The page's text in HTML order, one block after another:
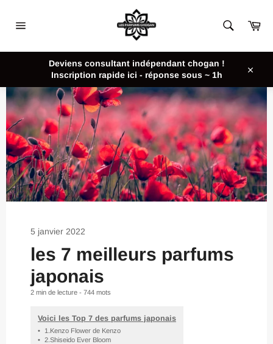
contenu
Deviens consultant indépendant chogan !
Inscription rapide ici - réponse sous ~ 1h
5 janvier 2022
les 7 meilleurs parfums
japonais
2 min de lecture - 744 mots
Voici les Top 7 des parfums japonais
•
1.Kenzo Flower de Kenzo
•
2.Shiseido Ever Bloom